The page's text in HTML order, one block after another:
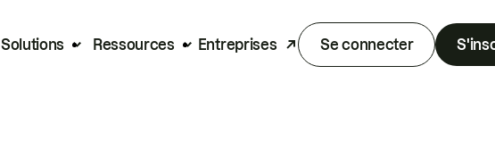
Solutions Ressources Entreprises Se connecter